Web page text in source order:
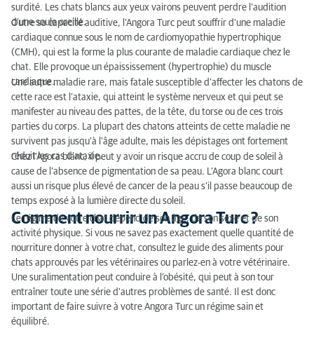
surdité. Les chats blancs aux yeux vairons peuvent perdre l’audition
d’une seule oreille.
Outre sa capacité auditive, l’Angora Turc peut souffrir d’une maladie
cardiaque connue sous le nom de cardiomyopathie hypertrophique
(CMH), qui est la forme la plus courante de maladie cardiaque chez le
chat. Elle provoque un épaississement (hypertrophie) du muscle
cardiaque.
Une autre maladie rare, mais fatale susceptible d’affecter les chatons de
cette race est l’ataxie, qui atteint le système nerveux et qui peut se
manifester au niveau des pattes, de la tête, du torse ou de ces trois
parties du corps. La plupart des chatons atteints de cette maladie ne
survivent pas jusqu’à l’âge adulte, mais les dépistages ont fortement
réduit les cas d’ataxie.
Chez l’Agora blanc, il peut y avoir un risque accru de coup de soleil à
cause de l’absence de pigmentation de sa peau. L’Agora blanc court
aussi un risque plus élevé de cancer de la peau s’il passe beaucoup de
temps exposé à la lumière directe du soleil.
Comment nourrir un Angora Turc ?
Le régime de votre chat dépend de son âge, de son sexe et de son
activité physique. Si vous ne savez pas exactement quelle quantité de
nourriture donner à votre chat, consultez le guide des aliments pour
chats approuvés par les vétérinaires ou parlez-en à votre vétérinaire.
Une suralimentation peut conduire à l’obésité, qui peut à son tour
entraîner toute une série d’autres problèmes de santé. Il est donc
important de faire suivre à votre Angora Turc un régime sain et
équilibré.